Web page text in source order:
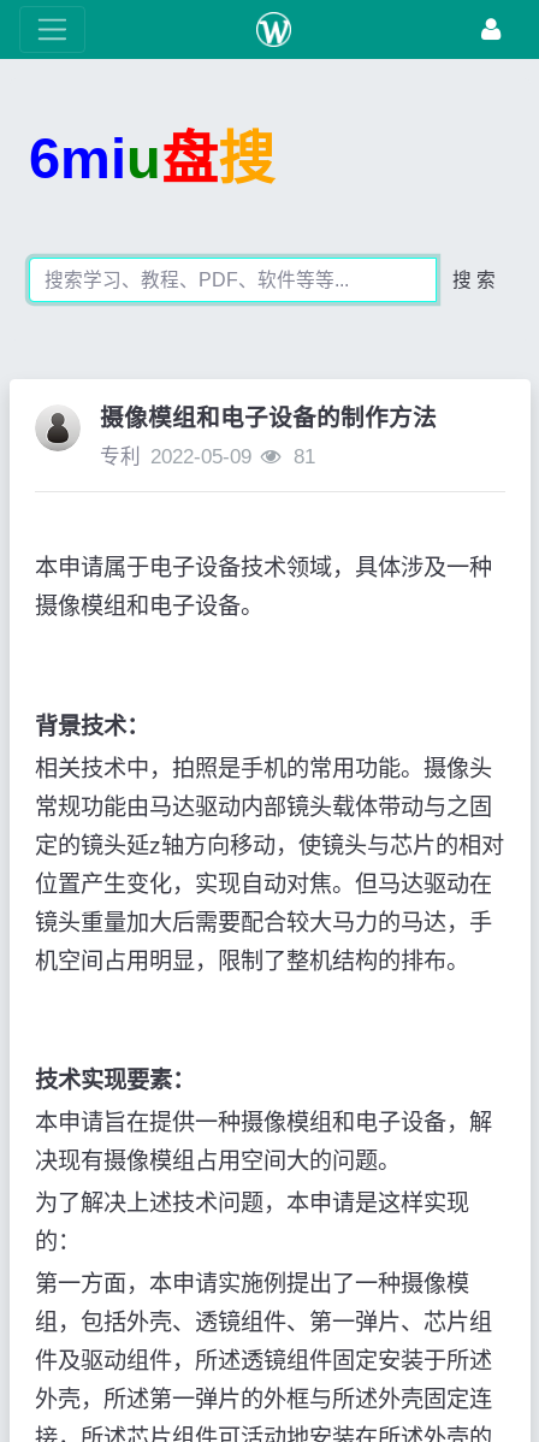
6miu盘搜
搜 索
摄像模组和电子设备的制作方法
专利 2022-05-09 81
本申请属于电子设备技术领域，具体涉及一种
摄像模组和电子设备。
背景技术：
相关技术中，拍照是手机的常用功能。摄像头
常规功能由马达驱动内部镜头载体带动与之固
定的镜头延z轴方向移动，使镜头与芯片的相对
位置产生变化，实现自动对焦。但马达驱动在
镜头重量加大后需要配合较大马力的马达，手
机空间占用明显，限制了整机结构的排布。
技术实现要素：
本申请旨在提供一种摄像模组和电子设备，解
决现有摄像模组占用空间大的问题。
为了解决上述技术问题，本申请是这样实现
的：
第一方面，本申请实施例提出了一种摄像模
组，包括外壳、透镜组件、第一弹片、芯片组
件及驱动组件，所述透镜组件固定安装于所述
外壳，所述第一弹片的外框与所述外壳固定连